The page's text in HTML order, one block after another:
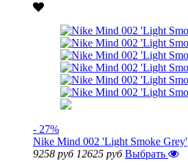
- 27%
Nike Mind 002 'Light Smoke Grey'
9258 руб 12625 руб Выбрать